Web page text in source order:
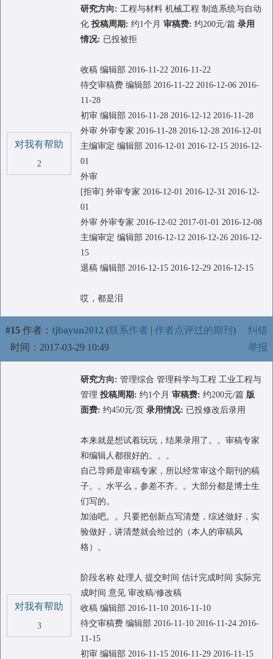
对我有帮助
2
研究方向: 工程与材料 机械工程 制造系统与自动
化 投稿周期: 约1个月 审稿费: 约200元/篇 录用
情况: 已投被拒
收稿 编辑部 2016-11-22 2016-11-22
待交审稿费 编辑部 2016-11-22 2016-12-06 2016-
11-28
初审 编辑部 2016-11-28 2016-12-12 2016-11-28
外审 外审专家 2016-11-28 2016-12-28 2016-12-01
主编审定 编辑部 2016-12-01 2016-12-15 2016-12-
01
外审
[拒审] 外审专家 2016-12-01 2016-12-31 2016-12-
01
外审 外审专家 2016-12-02 2017-01-01 2016-12-08
主编审定 编辑部 2016-12-12 2016-12-26 2016-12-
15
退稿 编辑部 2016-12-15 2016-12-29 2016-12-15
哎，都是泪
#15 作者： tjbayun2012 (联系作者 | 作者点评过的期刊 )
时间：2017-03-29 10:49
纠错
举报
对我有帮助
3
研究方向: 管理综合 管理科学与工程 工业工程与
管理 投稿周期: 约1个月 审稿费: 约200元/篇 版
面费: 约450元/页 录用情况: 已投修改后录用
本来就是想试着玩玩，结果录用了。。审稿专家
和编辑人都很好的。。。
自己导师是审稿专家，所以经常审这个期刊的稿
子。。水平么，参差不齐。。大部分都是博士生
们写的。
加油吧。。只要把创新点写清楚，综述做好，实
验做好，讲清楚就会给过的（本人的审稿风
格）。
阶段名称 处理人 提交时间 估计完成时间 实际完
成时间 意见 审改稿/修改稿
收稿 编辑部 2016-11-10 2016-11-10
待交审稿费 编辑部 2016-11-10 2016-11-24 2016-
11-15
初审 编辑部 2016-11-15 2016-11-29 2016-11-15